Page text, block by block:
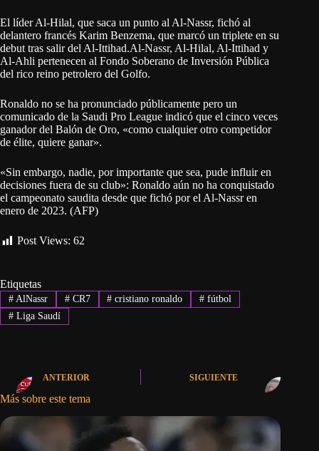
El líder Al-Hilal, que saca un punto al Al-Nassr, fichó al
delantero francés Karim Benzema, que marcó un triplete en su
debut tras salir del Al-Ittihad.Al-Nassr, Al-Hilal, Al-Ittihad y
Al-Ahli pertenecen al Fondo Soberano de Inversión Pública
del rico reino petrolero del Golfo.
Ronaldo no se ha pronunciado públicamente pero un
comunicado de la Saudi Pro League indicó que el cinco veces
ganador del Balón de Oro, «como cualquier otro competidor
de élite, quiere ganar».
«Sin embargo, nadie, por importante que sea, pude influir en
decisiones fuera de su club»: Ronaldo aún no ha conquistado
el campeonato saudita desde que fichó por el Al-Nassr en
enero de 2023. (AFP)
Post Views: 62
Etiquetas
#AlNassr #CR7 # cristiano ronaldo # fútbol
#Liga Saudí
ANTERIOR SIGUIENTE
Más sobre este tema